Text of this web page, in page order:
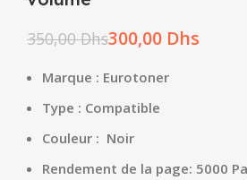
350,00Dhs300,00 Dhs
Marque : Eurotoner
Type : Compatible
Couleur : Noir
Rendement de la page: 5000